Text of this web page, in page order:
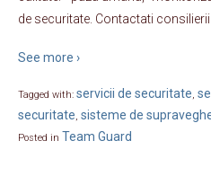
de securitate. Contactati
See more ›
Tagged with: servicii de securitate,
securitate, sisteme de
Posted in Team Guard